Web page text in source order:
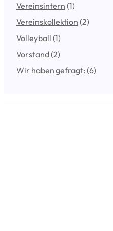
Vereinsintern (1)
Vereinskollektion (2)
Volleyball (1)
Vorstand(2)
Wir haben gefragt: (6)